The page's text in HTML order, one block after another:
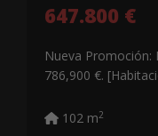
647.800 €
Nueva Promoción:
786,900 €.
102 m2